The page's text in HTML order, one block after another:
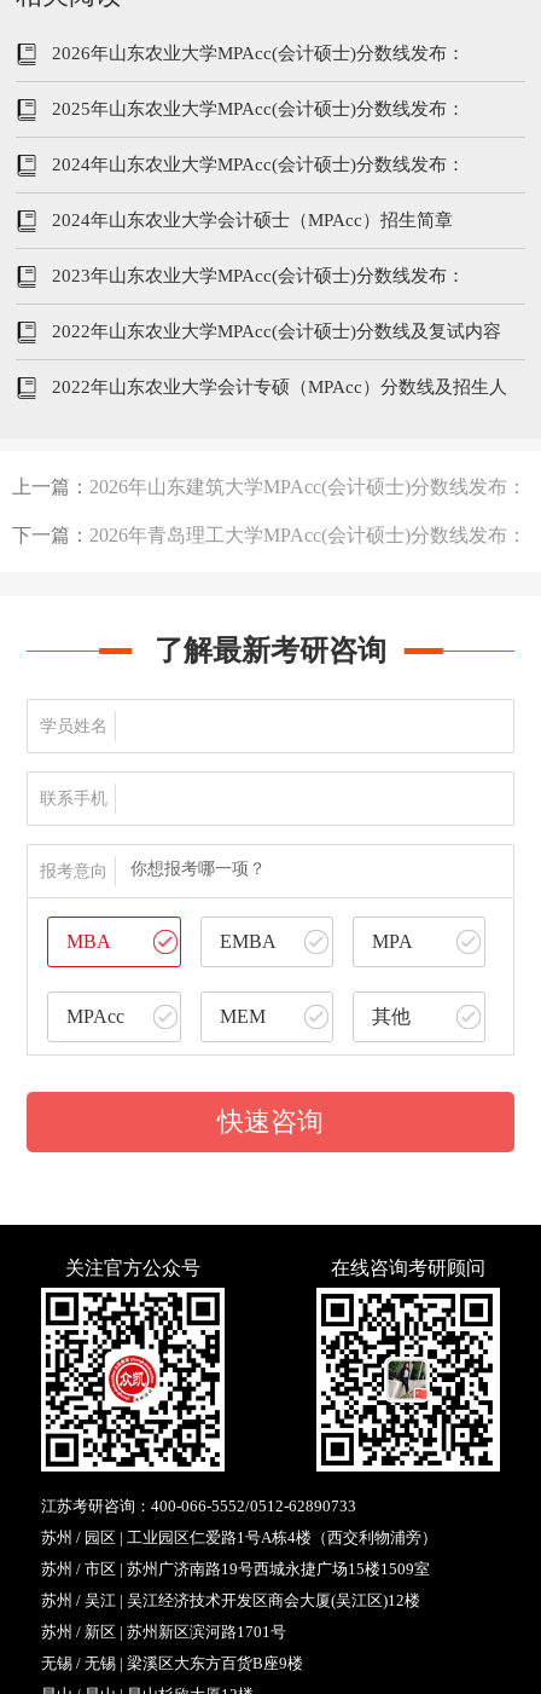
2026年山东农业大学MPAcc(会计硕士)分数线发布：
207/102/51
2025年山东农业大学MPAcc(会计硕士)分数线发布：
209/96/48
2024年山东农业大学MPAcc(会计硕士)分数线发布：
206/104/52
2024年山东农业大学会计硕士（MPAcc）招生简章
2023年山东农业大学MPAcc(会计硕士)分数线发布：
197/102/51
2022年山东农业大学MPAcc(会计硕士)分数线及复试内容
2022年山东农业大学会计专硕（MPAcc）分数线及招生人
上一篇： 2026年山东建筑大学MPAcc(会计硕士)分数线发布：
223/102/51
下一篇： 2026年青岛理工大学MPAcc(会计硕士)分数线发布：
了解最新考研咨询
学员姓名
联系手机
报考意向 你想报考哪一项？
MBA EMBA MPA
MPAcc MEM 其他
快速咨询
关注官方公众号 在线咨询考研顾问
江苏考研咨询： 400-066-5552/0512-62890733
苏州 / 园区 | 工业园区仁爱路1号A栋4楼（西交利物浦旁）
苏州 / 市区 | 苏州广济南路19号西城永捷广场15楼1509室
苏州 / 吴江 | 吴江经济技术开发区商会大厦(吴江区)12楼
苏州 / 新区 | 苏州新区滨河路1701号
无锡 / 无锡 | 梁溪区大东方百货B座9楼